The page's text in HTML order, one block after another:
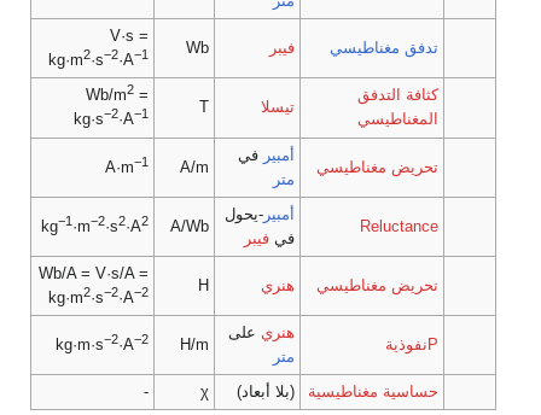
تدفق مغناطيسي فيبر Wb
V·s =
kg·m2·s−2·A−1
كثافة التدفق
المغناطيسي
تيسلا T
Wb/m2=
kg·s−2·A−1
تحريض مغناطيسي
أمبير في
متر
A/m
A·m−1
Reluctance
أمبير-يحول
فيفيبر
A/Wb
kg−1·m−2·s2·A2
تحريض مغناطيسي هنري H
Wb/A = V·s/A =
kg·m2·s−2·A−2
Pنفوذية
هنري على
متر
H/m
kg·m·s−2·A−2
حساسية مغناطيسية (بلا أبعاد) χ
-